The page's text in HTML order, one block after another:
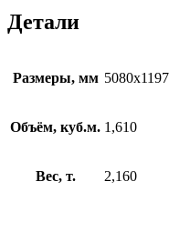
Детали
Размеры, мм
Объём, куб.м. 1,610
Вес, т. 2,160